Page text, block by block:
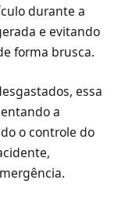
durante a
e evitando
forma brusca.
essa
a
o controle do